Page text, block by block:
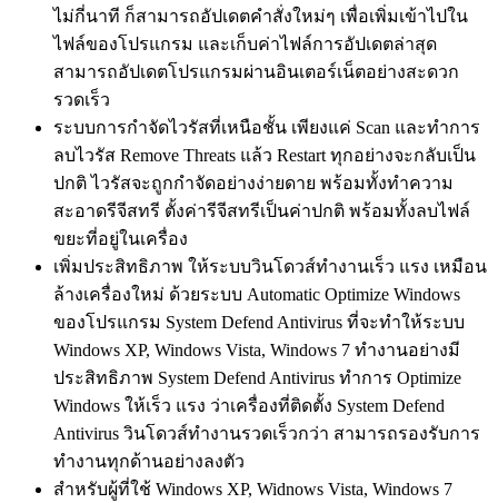
ไม่กี่นาที ก็สามารถอัปเดตคำสั่งใหม่ๆ เพื่อเพิ่มเข้าไปใน
ไฟล์ของโปรแกรม และเก็บค่าไฟล์การอัปเดตล่าสุด
สามารถอัปเดตโปรแกรมผ่านอินเตอร์เน็ตอย่างสะดวก
รวดเร็ว
ระบบการกำจัดไวรัสที่เหนือชั้น เพียงแค่ Scan และทำการ
ลบไวรัส Remove Threats แล้ว Restart ทุกอย่างจะกลับเป็น
ปกติ ไวรัสจะถูกกำจัดอย่างง่ายดาย พร้อมทั้งทำความ
สะอาดรีจีสทรี ตั้งค่ารีจีสทรีเป็นค่าปกติ พร้อมทั้งลบไฟล์
ขยะที่อยู่ในเครื่อง
เพิ่มประสิทธิภาพ ให้ระบบวินโดวส์ทำงานเร็ว แรง เหมือน
ล้างเครื่องใหม่ ด้วยระบบ Automatic Optimize Windows
ของโปรแกรม System Defend Antivirus ที่จะทำให้ระบบ
Windows XP, Windows Vista, Windows 7 ทำงานอย่างมี
ประสิทธิภาพ System Defend Antivirus ทำการ Optimize
Windows ให้เร็ว แรง ว่าเครื่องที่ติดตั้ง System Defend
Antivirus วินโดวส์ทำงานรวดเร็วกว่า สามารถรองรับการ
ทำงานทุกด้านอย่างลงตัว
สำหรับผู้ที่ใช้ Windows XP, Widnows Vista, Windows 7